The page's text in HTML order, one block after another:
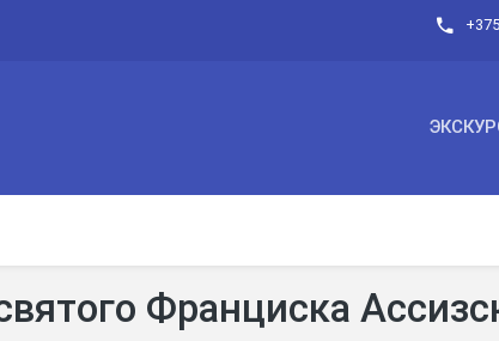
Франциска